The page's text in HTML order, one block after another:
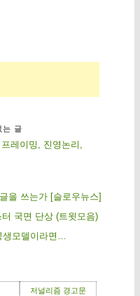
는 글
레이밍, 진영논리,
을 쓰는가 [슬로우뉴스]
국면 단상 (트윗모음)
생모델이라면…
저널리즘 경고문